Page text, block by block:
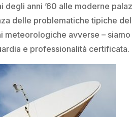
degli anni ’60 alle moderne
delle problematiche tipiche
meteorologiche avverse –
e professionalità certificata.